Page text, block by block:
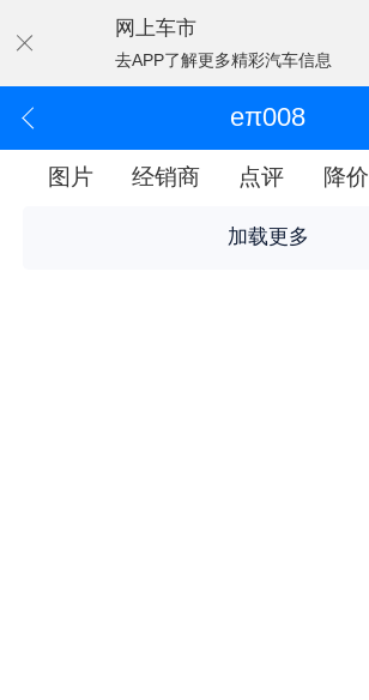
网上车市
去APP了解更多精彩汽车信息
eπ008
图片 经销商 点评 降价
加载更多